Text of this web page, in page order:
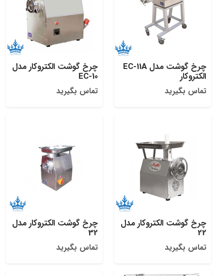
چرخ گوشت مدل EC-11A
الکتروکار
تماس بگیرید
چرخ گوشت الکتروکار مدل
EC-10
تماس بگیرید
چرخ گوشت الکتروکار مدل
22
تماس بگیرید
چرخ گوشت الکتروکار مدل
32
تماس بگیرید